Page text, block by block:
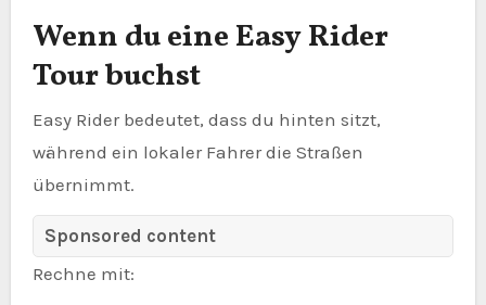
Wenn du eine Easy Rider
Tour buchst
Easy Rider bedeutet, dass du hinten sitzt,
während ein lokaler Fahrer die Straßen
übernimmt.
Sponsored content
Rechne mit: